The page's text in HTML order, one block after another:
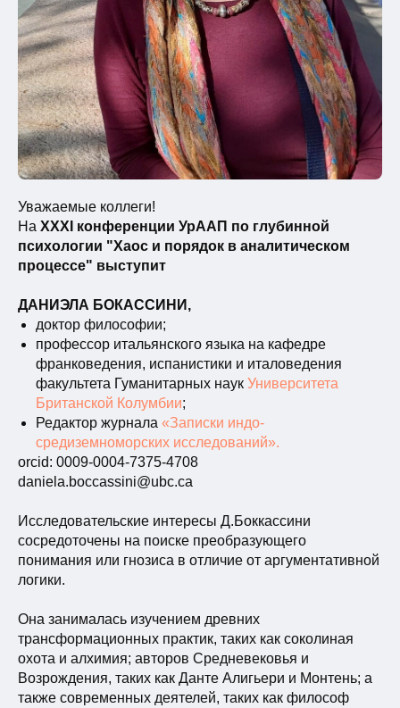
Уважаемые коллеги!
На XXXI конференции УрААП по глубинной
психологии "Хаос и порядок в аналитическом
процессе" выступит
ДАНИЭЛА БОКАССИНИ,
доктор философии;
профессор итальянского языка на кафедре
франковедения, испанистики и италоведения
факультета Гуманитарных наук Университета
Британской Колумбии;
Редактор журнала «Записки индо-
средиземноморских исследований».
orcid: 0009-0004-7375-4708
daniela.boccassini@ubc.ca
Исследовательские интересы Д.Боккассини
сосредоточены на поиске преобразующего
понимания или гнозиса в отличие от аргументативной
логики.
Она занималась изучением древних
трансформационных практик, таких как соколиная
охота и алхимия; авторов Средневековья и
Возрождения, таких как Данте Алигьери и Монтень; а
также современных деятелей, таких как философ